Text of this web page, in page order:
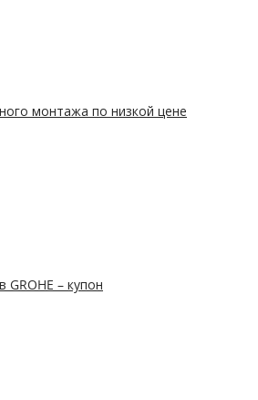
монтажа по низкой цене
– купон